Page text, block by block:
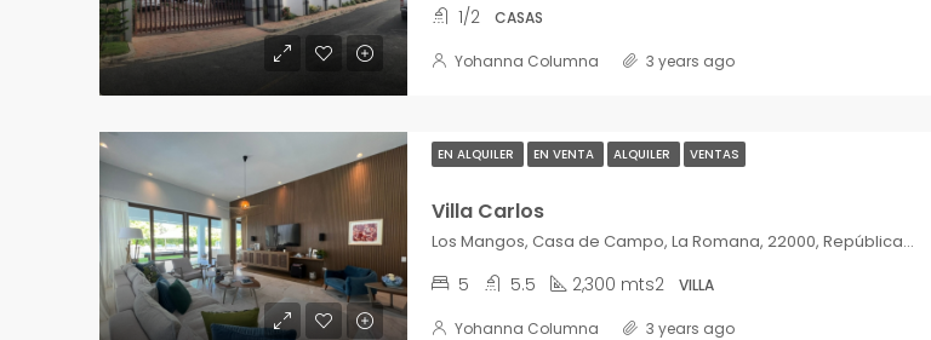
1/2 CASAS
Yohanna Columna 3 years ago
EN ALQUILER EN VENTA ALQUILER VENTAS
Villa Carlos
Los Mangos, Casa de Campo, La Romana, 22000, República Dominicana
5 5.5 2,300 mts2 VILLA
Yohanna Columna 3 years ago